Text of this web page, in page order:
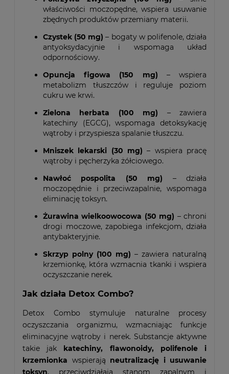
właściwości moczopędne, wspiera usuwanie
zbędnych produktów przemiany materii.
Czystek (50 mg) – bogaty w polifenole, działa
antyoksydacyjnie i wspomaga układ
odpornościowy.
Opuncja figowa (150 mg) – wspiera
metabolizm tłuszczów i reguluje poziom
cukru we krwi.
Zielona herbata (100 mg) – zawiera
katechiny (EGCG), wspomaga detoksykację
wątroby i przyspiesza spalanie tłuszczu.
Mniszek lekarski (30 mg) – wspiera pracę
wątroby i pęcherzyka żółciowego.
Nawłoć pospolita (50 mg) – działa
moczopędnie i przeciwzapalnie, wspomaga
eliminację toksyn.
Żurawina wielkoowocowa (50 mg) – chroni
drogi moczowe, zapobiega infekcjom, działa
antybakteryjnie.
Skrzyp polny (100 mg) – zawiera naturalną
krzemionkę, która wzmacnia tkanki i wspiera
oczyszczanie nerek.
Jak działa Detox Combo?
Detox Combo stymuluje naturalne procesy
oczyszczania organizmu, wzmacniając funkcje
eliminacyjne wątroby i nerek. Substancje aktywne
takie jak katechiny, flawonoidy, polifenole i
krzemionka wspierają neutralizację i usuwanie
toksyn, przeciwdziałają stanom zapalnym i